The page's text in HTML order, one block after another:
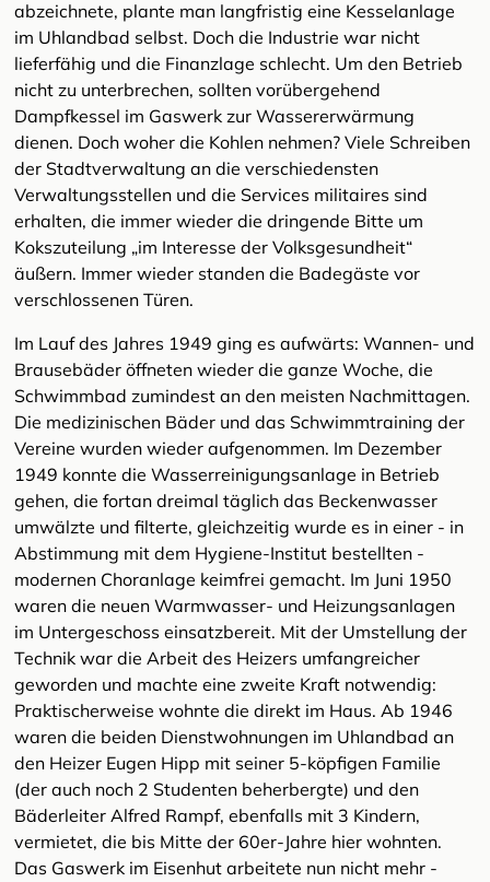
abzeichnete, plante man langfristig eine Kesselanlage
im Uhlandbad selbst. Doch die Industrie war nicht
lieferfähig und die Finanzlage schlecht. Um den Betrieb
nicht zu unterbrechen, sollten vorübergehend
Dampfkessel im Gaswerk zur Wassererwärmung
dienen. Doch woher die Kohlen nehmen? Viele Schreiben
der Stadtverwaltung an die verschiedensten
Verwaltungsstellen und die Services militaires sind
erhalten, die immer wieder die dringende Bitte um
Kokszuteilung „im Interesse der Volksgesundheit“
äußern. Immer wieder standen die Badegäste vor
verschlossenen Türen.
Im Lauf des Jahres 1949 ging es aufwärts: Wannen- und
Brausebäder öffneten wieder die ganze Woche, die
Schwimmbad zumindest an den meisten Nachmittagen.
Die medizinischen Bäder und das Schwimmtraining der
Vereine wurden wieder aufgenommen. Im Dezember
1949 konnte die Wasserreinigungsanlage in Betrieb
gehen, die fortan dreimal täglich das Beckenwasser
umwälzte und filterte, gleichzeitig wurde es in einer - in
Abstimmung mit dem Hygiene-Institut bestellten -
modernen Choranlage keimfrei gemacht. Im Juni 1950
waren die neuen Warmwasser- und Heizungsanlagen
im Untergeschoss einsatzbereit. Mit der Umstellung der
Technik war die Arbeit des Heizers umfangreicher
geworden und machte eine zweite Kraft notwendig:
Praktischerweise wohnte die direkt im Haus. Ab 1946
waren die beiden Dienstwohnungen im Uhlandbad an
den Heizer Eugen Hipp mit seiner 5-köpfigen Familie
(der auch noch 2 Studenten beherbergte) und den
Bäderleiter Alfred Rampf, ebenfalls mit 3 Kindern,
vermietet, die bis Mitte der 60er-Jahre hier wohnten.
Das Gaswerk im Eisenhut arbeitete nun nicht mehr -